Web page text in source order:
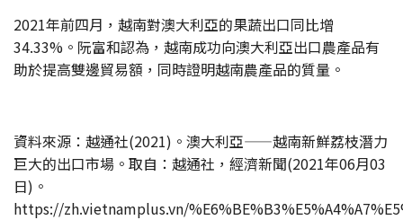
2021年前四月，越南對澳大利亞的果蔬出口同比增
34.33%。阮富和認為，越南成功向澳大利亞出口農產品有
助於提高雙邊貿易額，同時證明越南農產品的質量。
資料來源：越通社(2021)。澳大利亞——越南新鮮荔枝潛力
巨大的出口市場。取自：越通社，經濟新聞(2021年06月03
日)。
https://zh.vietnamplus.vn/